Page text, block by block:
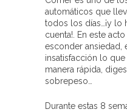
automáticos que
todos los días…¡y lo
cuenta!. En este
esconder ansiedad,
insatisfacción lo
manera rápida,
sobrepeso…
Durante estas 8